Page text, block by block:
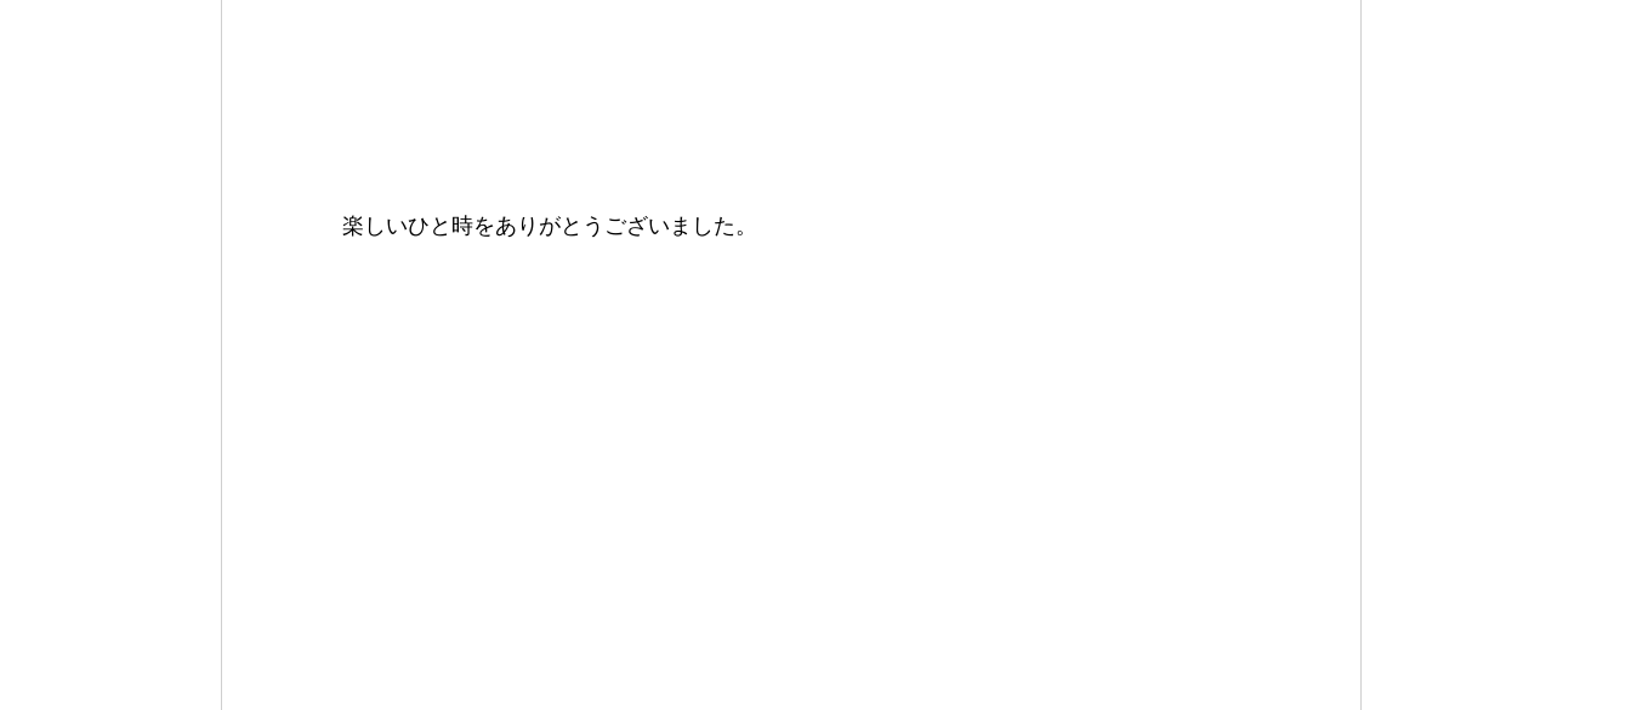
楽しいひと時をありがとうございました。